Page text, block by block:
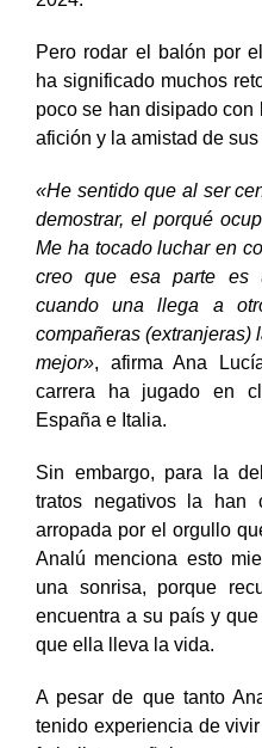
madre a México para
2024.
Pero rodar el balón por
ha significado muchos
poco se han disipado con
afición y la amistad de
«He sentido que al ser
demostrar, el porqué
Me ha tocado luchar en
creo que esa parte es
cuando una llega a
compañeras (extranjeras)
mejor»,
afirma Ana
carrera ha jugado en
España e Italia.
Sin embargo, para la
tratos negativos
la han
arropada por el orgullo
Analú menciona esto
una sonrisa, porque
encuentra a su país y que
que ella lleva la vida.
A pesar de que tanto